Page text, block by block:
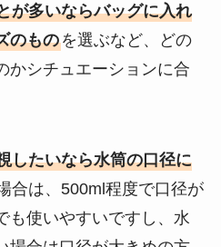
が多いならバッグに入れ
のものを選ぶなど、どの
かシチュエーションに合
したいなら水筒の口径に
合は、500ml程度で口径が
も使いやすいですし、水